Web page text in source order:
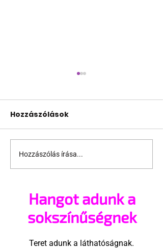
A London Trans+ Pride
szervezője nem volt
ünnepségnek nevezni
az eseményt- a BBC
ezért törölte vele az
interjút
Hozzászólások
Hozzászólás írása...
Hangot adunk a
sokszínűségnek
Teret adunk a láthatóságnak.